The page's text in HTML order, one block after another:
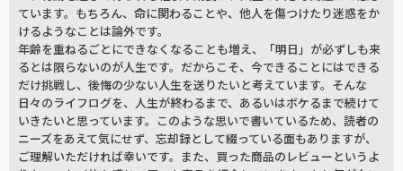
ています。もちろん、命に関わることや、他人を傷つけたり迷惑をか
けるようなことは論外です。
年齢を重ねるごとにできなくなることも増え、「明日」が必ずしも来
るとは限らないのが人生です。だからこそ、今できることにはできる
だけ挑戦し、後悔の少ない人生を送りたいと考えています。そんな
日々のライフログを、人生が終わるまで、あるいはボケるまで続けて
いきたいと思っています。このような思いで書いているため、読者の
ニーズをあえて気にせず、忘却録として綴っている面もありますが、
ご理解いただければ幸いです。また、買った商品のレビューというよ